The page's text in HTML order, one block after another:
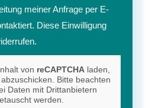
meiner Anfrage per E-
Diese Einwilligung
von reCAPTCHA laden,
Bitte beachten
Daten mit Drittanbietern
werden.